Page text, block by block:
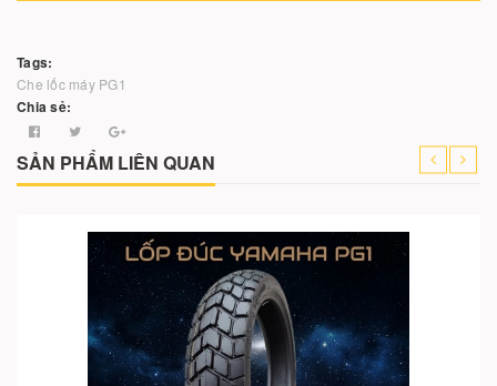
Tags:
Che lốc máy PG1
Chia sẻ:
SẢN PHẨM LIÊN QUAN